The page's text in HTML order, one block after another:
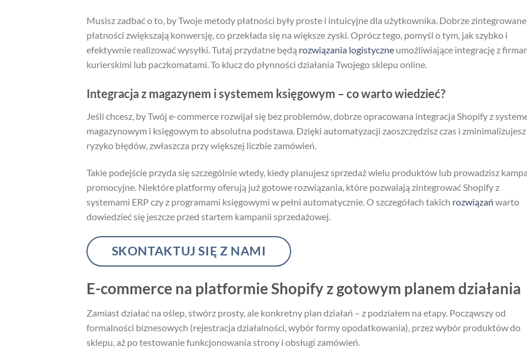
Musisz zadbać o to, by Twoje metody płatności były proste i intuicyjne dla użytkownika. Dobrze zintegrowane
płatności zwiększają konwersję, co przekłada się na większe zyski. Oprócz tego, pomyśl o tym, jak szybko i
efektywnie realizować wysyłki. Tutaj przydatne będą rozwiązania logistyczne umożliwiające integrację z
kurierskimi lub paczkomatami. To klucz do płynności działania Twojego sklepu online.
Integracja z magazynem i systemem księgowym – co warto wiedzieć?
Jeśli chcesz, by Twój e-commerce rozwijał się bez problemów, dobrze opracowana integracja Shopify z
magazynowym i księgowym to absolutna podstawa. Dzięki automatyzacji zaoszczędzisz czas i zminimalizujesz
ryzyko błędów, zwłaszcza przy większej liczbie zamówień.
Takie podejście przyda się szczególnie wtedy, kiedy planujesz sprzedaż wielu produktów lub prowadzisz
promocyjne. Niektóre platformy oferują już gotowe rozwiązania, które pozwalają zintegrować Shopify z
systemami ERP czy z programami księgowymi w pełni automatycznie. O szczegółach takich rozwiązań warto
dowiedzieć się jeszcze przed startem kampanii sprzedażowej.
SKONTAKTUJ SIĘ Z NAMI
E-commerce na platformie Shopify z gotowym planem działania
Zamiast działać na oślep, stwórz prosty, ale konkretny plan działań – z podziałem na etapy. Począwszy od
formalności biznesowych (rejestracja działalności, wybór formy opodatkowania), przez wybór produktów do
sklepu, aż po testowanie funkcjonowania strony i obsługi zamówień.